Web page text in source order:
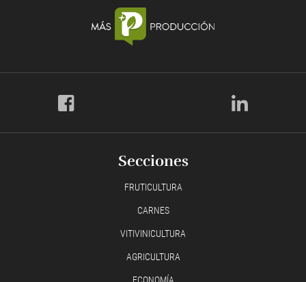
Secciones
FRUTICULTURA
CARNES
VITIVINICULTURA
AGRICULTURA